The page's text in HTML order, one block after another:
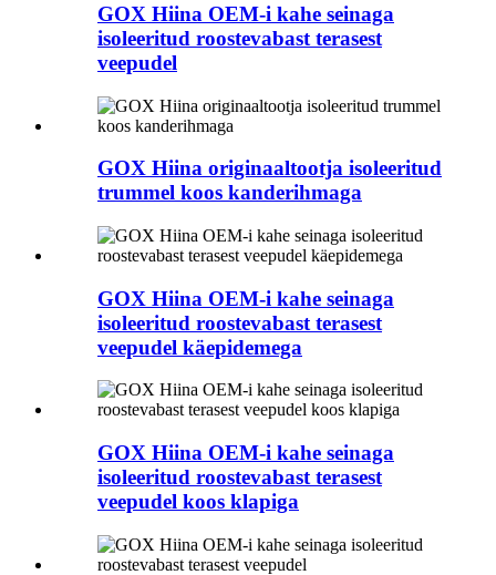
GOX Hiina OEM-i kahe seinaga
isoleeritud roostevabast terasest
veepudel
GOX Hiina originaaltootja isoleeritud
trummel koos kanderihmaga
GOX Hiina OEM-i kahe seinaga
isoleeritud roostevabast terasest
veepudel käepidemega
GOX Hiina OEM-i kahe seinaga
isoleeritud roostevabast terasest
veepudel koos klapiga